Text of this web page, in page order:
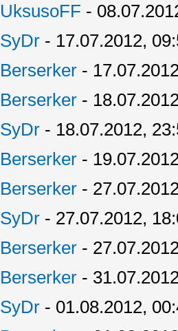
UksusoFF -
SyDr - 17.07.2012,
Berserker -
Berserker -
SyDr - 18.07.2012,
Berserker -
Berserker -
SyDr - 27.07.2012,
Berserker -
Berserker -
SyDr - 01.08.2012,